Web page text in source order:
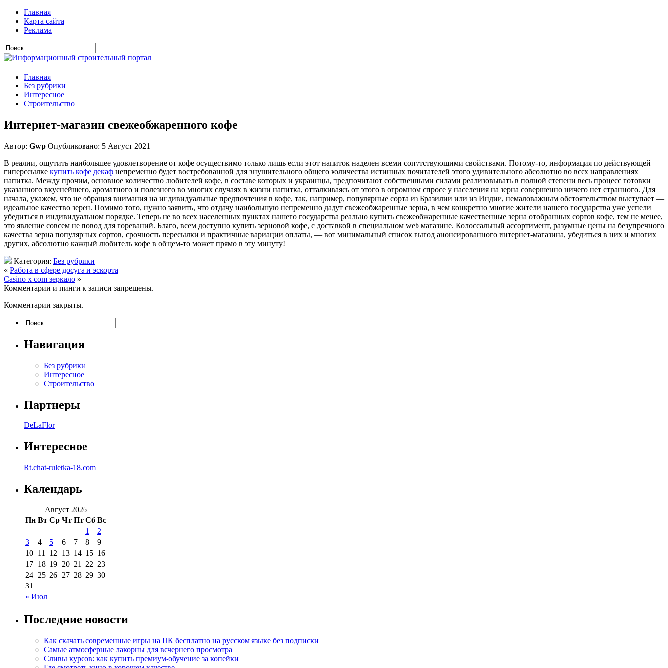
Главная
Карта сайта
Реклама
Главная
Без рубрики
Интересное
Строительство
Интернет-магазин свежеобжаренного кофе
Автор: Gwp Опубликовано: 5 Август 2021
В реалии, ощутить наибольшее удовлетворение от кофе осуществимо только лишь если этот напиток наделен всеми сопутствующими свойствами. Потому-то, информация по действующей
гиперссылке купить кофе декаф непременно будет востребованной для внушительного общего количества истинных почитателей этого удивительного абсолютно во всех направлениях
напитка. Между прочим, основное количество любителей кофе, в составе которых и украинцы, предпочитают собственными силами реализовывать в полной степени весь процесс готовки
указанного вкуснейшего, ароматного и полезного во многих случаях в жизни напитка, отталкиваясь от этого в огромном спросе у населения на зерна совершенно ничего нет странного. Для
начала, укажем, что не обращая внимания на индивидуальные предпочтения в кофе, так, например, популярные сорта из Бразилии или из Индии, немаловажным обстоятельством выступает —
идеальное качество зерен. Помимо того, нужно заявить, что отдачу наибольшую непременно дадут свежеобжаренные зерна, в чем конкретно многие жители нашего государства уже успели
убедиться в индивидуальном порядке. Теперь не во всех населенных пунктах нашего государства реально купить свежеобжаренные качественные зерна отобранных сортов кофе, тем не менее,
это явление совсем не повод для гореваний. Благо, всем доступно купить зерновой кофе, с доставкой в специальном web магазине. Колоссальный ассортимент, разумные цены на безупречного
качества зерна популярных сортов, срочность пересылки и практичные вариации оплаты, — вот минимальный список выгод анонсированного интернет-магазина, убедиться в них и многих
других, абсолютно каждый любитель кофе в общем-то может прямо в эту минуту!
Категория: Без рубрики
« Работа в сфере досуга и эскорта
Casino x com зеркало »
Комментарии и пинги к записи запрещены.
Комментарии закрыты.
Навигация
Без рубрики
Интересное
Строительство
Партнеры
DeLaFlor
Интересное
Rt.chat-ruletka-18.com
Календарь
Август 2026
Пн Вт Ср Чт Пт Сб Вс
« Июл
1
2
3
4 5 6 7 8
9
10 11 12 13 14 15 16
17 18 19 20 21 22 23
24 25 26 27 28 29 30
31
Последние новости
Как скачать современные игры на ПК бесплатно на русском языке без подписки
Самые атмосферные лакорны для вечернего просмотра
Сливы курсов: как купить премиум-обучение за копейки